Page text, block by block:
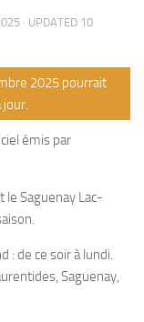
· UPDATED 10
2025 pourrait
émis par
Saguenay Lac-
: de ce soir à lundi.
Saguenay,